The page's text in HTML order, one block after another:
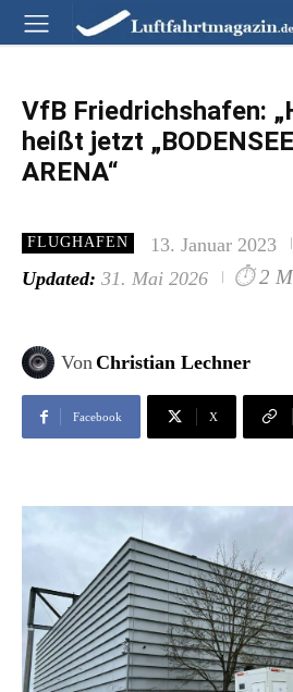
VfB Friedrichshafen:
heißt jetzt
ARENA“
FLUGHAFEN
13. Januar 2023
Updated: 31. Mai 2026 ⏱ 2
VonChristian Lechner
Facebook X